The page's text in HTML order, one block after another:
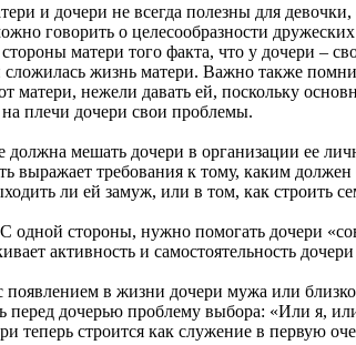
дочери не всегда полезны для девочки,
говорить о целесообразности
матери того факта, что у дочери –
жизнь матери. Важно также
матери, нежели давать ей, поскольку
плечи дочери свои проблемы.
мешать дочери в организации ее
выражает требования к тому, каким
ли ей замуж, или в том, как строить
стороны, нужно помогать дочери
активность и самостоятельность
в жизни дочери мужа или
перед дочерью проблему выбора: «Или я,
теперь строится как служение в первую